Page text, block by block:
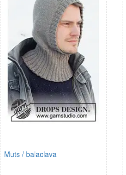
Muts / balaclava